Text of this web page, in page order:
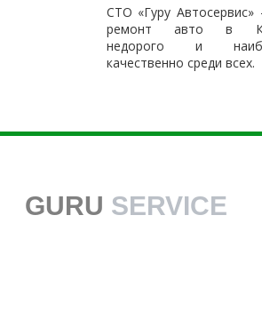
СТО «Гуру Автосервис»
ремонт авто в
недорого и
качественно среди всех.
GURU SERVICE